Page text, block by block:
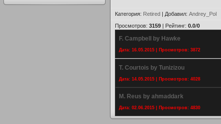
Категория: Retired | Добавил: Andrey_Pol
Просмотров: 3159 | Рейтинг: 0.0/0
F. Campbell by Hawke
Дата: 16.05.2015 | Просмотров: 3872
T. Courtois by Tunizizou
Дата: 14.05.2015 | Просмотров: 4028
M. Reus by ahmaddark
Дата: 02.06.2015 | Просмотров: 4830